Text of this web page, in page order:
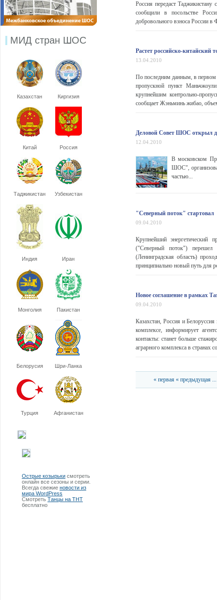
МИД стран ШОС
Казахстан Киргизия
Китай Россия
Таджикистан Узбекистан
Индия Иран
Монголия Пакистан
Белорусия Шри-Ланка
Турция Афганистан
Острые козырьки смотреть
онлайн все сезоны и серии.
Всегда свежие новости из
мира WordPress
Смотреть Танцы на ТНТ
бесплатно
Россия передаст
сообщили в посольстве
добровольного взноса России
Растет российско-
13.04.2010
По последним данным, в первом
пропускной пункт
крупнейшим контрольно-
сообщает Жэньминь жибао,
Деловой Совет ШОС открыл
12.04.2010
В московском
ШОС",
частью...
"Северный поток" стартовал
09.04.2010
Крупнейший энергетический
("Северный поток") перешел
(Ленинградская область)
принципиально новый путь для
Новое соглашение в рамках
09.04.2010
Казахстан, Россия и
комплексе, информирует
контакты: станет больше
аграрного комплекса в
« первая « предыдущая ...